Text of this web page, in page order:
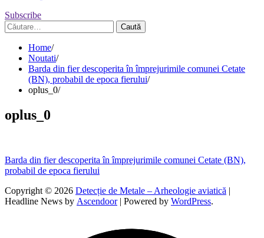
Subscribe
Caută
după:
Home
Noutati
Barda din fier descoperita în împrejurimile comunei Cetate
(BN), probabil de epoca fierului
oplus_0
oplus_0
Navigare
în
articole
Barda din fier descoperita în împrejurimile comunei Cetate (BN),
probabil de epoca fierului
Copyright © 2026 Detecție de Metale – Arheologie aviatică |
Headline News by Ascendoor| Powered by WordPress.